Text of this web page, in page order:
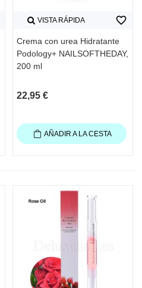
VISTA RÁPIDA
Crema con urea Hidratante
Podology+ NAILSOFTHEDAY,
200 ml
22,95 €
favorite_border
AÑADIR A LA CESTA